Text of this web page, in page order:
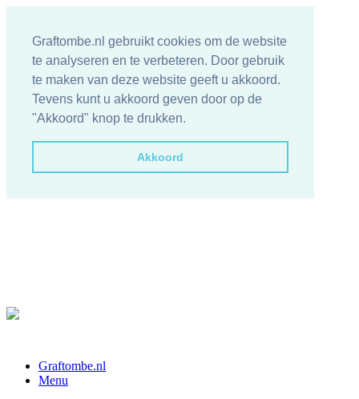
Graftombe.nl gebruikt cookies om de website
te analyseren en te verbeteren. Door gebruik
te maken van deze website geeft u akkoord.
Tevens kunt u akkoord geven door op de
"Akkoord" knop te drukken.
Akkoord
Graftombe.nl
Menu